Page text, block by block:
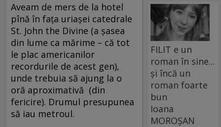
Aveam de mers de la hotel
pînă în fața uriașei catedrale
St. John the Divine (a șasea
din lume ca mărime – că tot
le plac americanilor
recordurile de acest gen),
unde trebuia să ajung la o
oră aproximativă (din
fericire). Drumul presupunea
să iau metroul.
FILIT e un
roman în sine...
și încă un
roman foarte
bun
Ioana
MOROȘAN